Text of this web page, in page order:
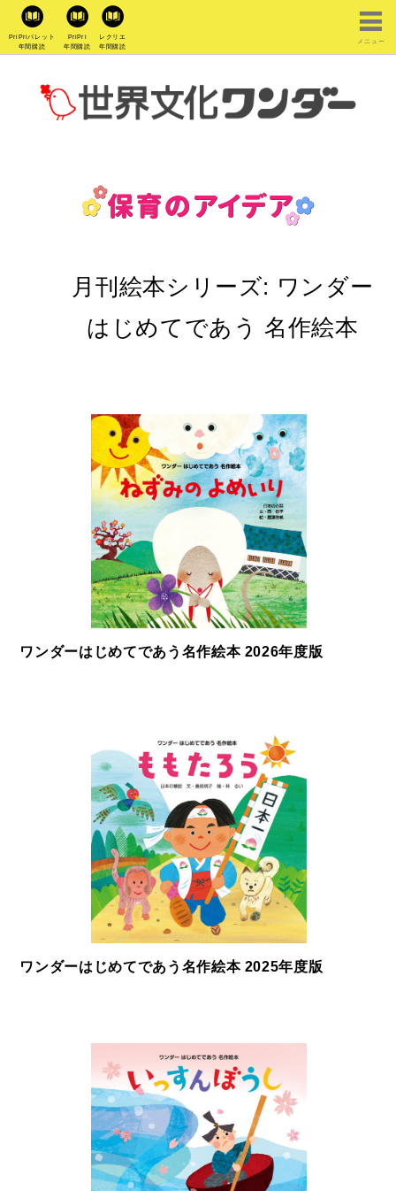
PriPriパレット
年間購読
PriPri
年間購読
レクリエ
年間購読
メニュー
月刊絵本シリーズ: ワンダー
はじめてであう 名作絵本
ワンダーはじめてであう名作絵本 2026年度版
ワンダーはじめてであう名作絵本 2025年度版